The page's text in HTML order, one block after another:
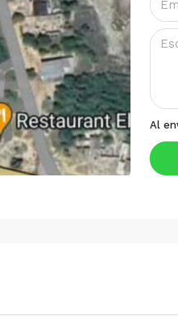
Al